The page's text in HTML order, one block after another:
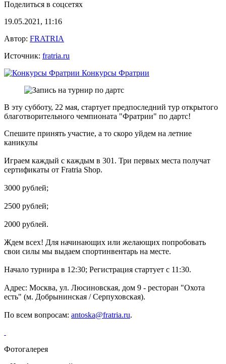
Поделиться в соцсетях
19.05.2021, 11:16
Автор: FRATRIA
Источник: fratria.ru
Конкурсы Фратрии
В эту субботу, 22 мая, стартует предпоследний тур открытого
благотворительного чемпионата "Фратрии" по дартс!
Спешите принять участие, а то скоро уйдем на летние
каникулы
Играем каждый с каждым в 301. Три первых места получат
сертификаты от Fratria Shop.
3000 рублей;
2500 рублей;
2000 рублей.
Ждем всех! Для начинающих или желающих попробовать
свои силы мы выдаем спортинвентарь на месте.
Начало турнира в 12:30; Регистрация стартует с 11:30.
Адрес: Москва, ул. Люсиновская, дом 9 - ресторан "Охота
есть" (м. Добрынинская / Серпуховская).
По всем вопросам: antoska@fratria.ru.
Фотогалерея